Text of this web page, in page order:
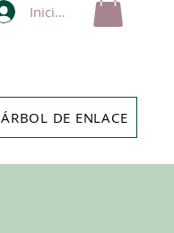
Iniciar sesión
ÁRBOL DE ENLACE